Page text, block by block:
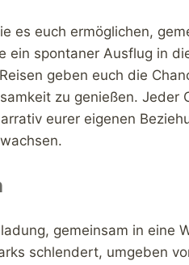
es euch ermöglichen,
ein spontaner Ausflug in
geben euch die
zu genießen. Jeder
eurer eigenen
gemeinsam in eine
schlendert, umgeben